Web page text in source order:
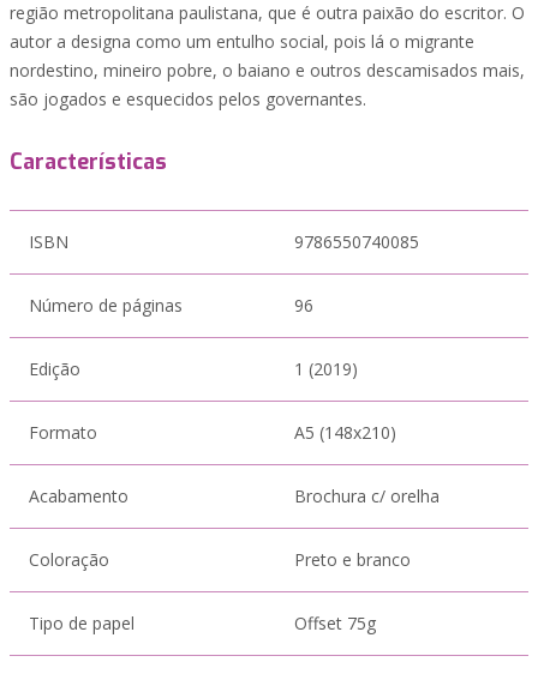
região metropolitana paulistana, que é outra paixão do escritor. O
autor a designa como um entulho social, pois lá o migrante
nordestino, mineiro pobre, o baiano e outros descamisados mais,
são jogados e esquecidos pelos governantes.
Características
ISBN 9786550740085
Número de páginas 96
Edição 1 (2019)
Formato A5 (148x210)
Acabamento Brochura c/ orelha
Coloração Preto e branco
Tipo de papel Offset 75g